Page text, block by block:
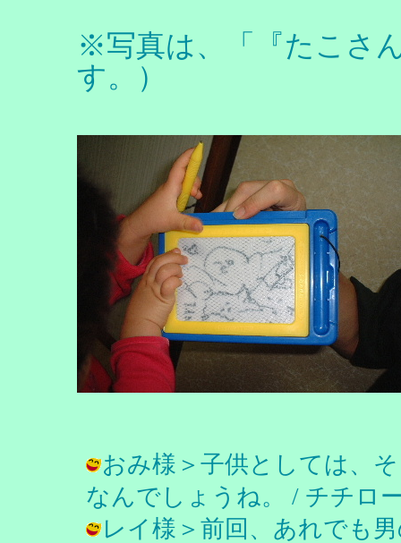
※写真は、「『たこさ
す。）
おみ様＞子供としては、
なんでしょうね。 / チチロ
レイ様＞前回、あれでも